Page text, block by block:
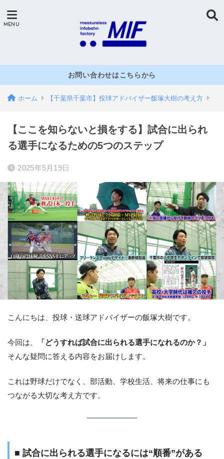
お問い合わせはこちらから
ホーム 【千葉県千葉市】投球アドバイザー飯塚大樹の考え方
【ここを知らないと損をする】試合に出られ
る選手になるための5つのステップ
2025年5月19日
こんにちは、投球・送球アドバイザーの飯塚大樹です。
今回は、
「どうすれば試合に出られる選手になれるのか？」
そんな疑問に答える内容をお届けします。
これは野球だけでなく、部活動、学校生活、将来の仕事にも
つながる大切な考え方です。
■ 試合に出られる選手になるには“順番”がある